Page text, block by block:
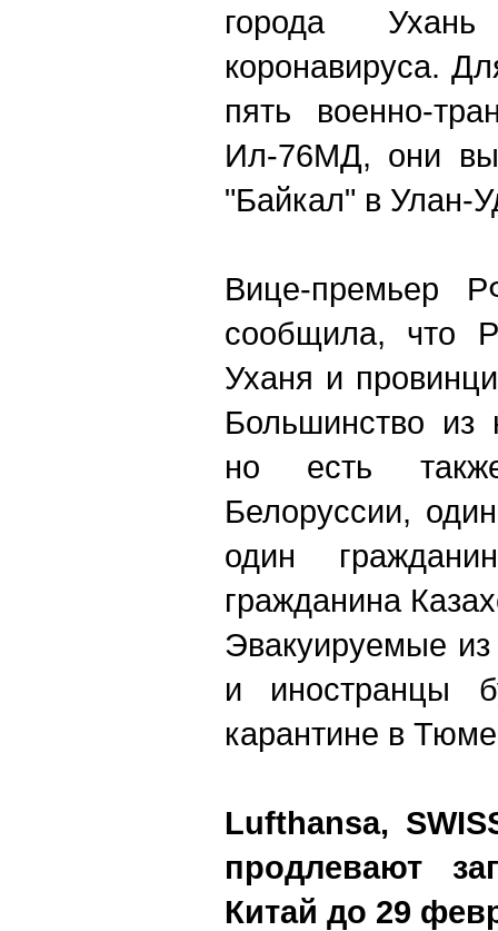
города
коронавируса.
пять военно-
Ил-76МД, они
"Байкал" в Улан-
Вице-премьер
сообщила, что
Уханя и
Большинство
но есть
Белоруссии,
один
гражданина
Эвакуируемые
и иностранцы
карантине в
Lufthansa,
продлевают
Китай до 29